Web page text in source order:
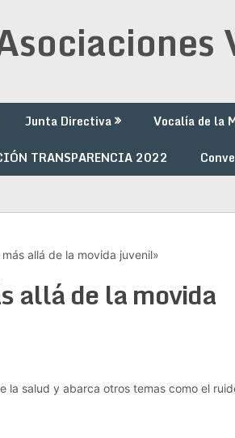
Junta Directiva Vocalía de la
TRANSPARENCIA 2022
allá de la movida juvenil»
allá de la movida
la salud y abarca otros temas como el